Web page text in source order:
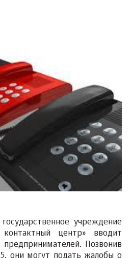
учреждение
контактный центр» вводит
Позвонив
они могут подать жалобы о